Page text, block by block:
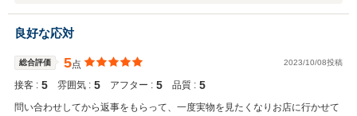
良好な応対
総合評価 5点 2023/10/08投稿
接客 : 5 雰囲気 : 5 アフター : 5 品質 : 5
問い合わせしてから返事をもらって、一度実物を見たくなりお店に行かせて